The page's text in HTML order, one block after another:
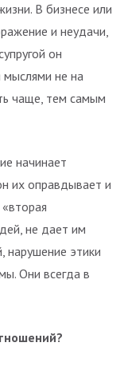
В бизнесе или
и неудачи,
он
мыслями не на
чаще, тем самым
начинает
их оправдывает и
не дает им
нарушение этики
Они всегда в